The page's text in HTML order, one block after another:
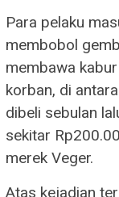
Para pelaku
membobol
membawa
korban, di
dibeli sebulan
sekitar
merek Veger.